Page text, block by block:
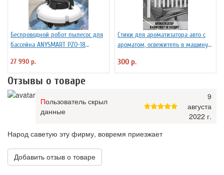
Беспроводной робот пылесос для
бассейна ANYSMART PZO-18
27 990 р.
Стики для ароматизатора авто с
ароматом, освежитель в машину
300 р.
Отзывы о товаре
Пользователь скрыл
данные
9
августа
2022 г.
Народ саветую эту фирму, вовремя приезжает
Добавить отзыв о товаре